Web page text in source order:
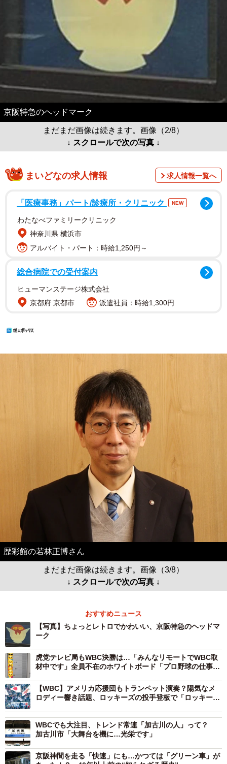
京阪特急のヘッドマーク
まだまだ画像は続きます。画像（2/8）
↓ スクロールで次の写真 ↓
まいどなの求人情報 求人情報一覧へ
「医療事務」パート/診療所・クリニック NEW
わたなべファミリークリニック
神奈川県 横浜市
アルバイト・パート：時給1,250円～
総合病院での受付案内
ヒューマンステージ株式会社
京都府 京都市
派遣社員：時給1,300円
歴彩館の若林正博さん
まだまだ画像は続きます。画像（3/8）
↓ スクロールで次の写真 ↓
おすすめニュース
【写真】ちょっとレトロでかわいい、京阪特急のヘッドマ
ーク
虎党テレビ局もWBC決勝は…「みんなリモートでWBC取
材中です」全員不在のホワイトボード「プロ野球の仕事し
【WBC】アメリカ応援団もトランペット演奏？陽気なメ
ロディー響き話題、ロッキーズの投手登板で「ロッキー」
WBCでも大注目、トレンド常連「加古川の人」って？
加古川市「大舞台を機に…光栄です」
京阪神間を走る「快速」にも…かつては「グリーン車」が